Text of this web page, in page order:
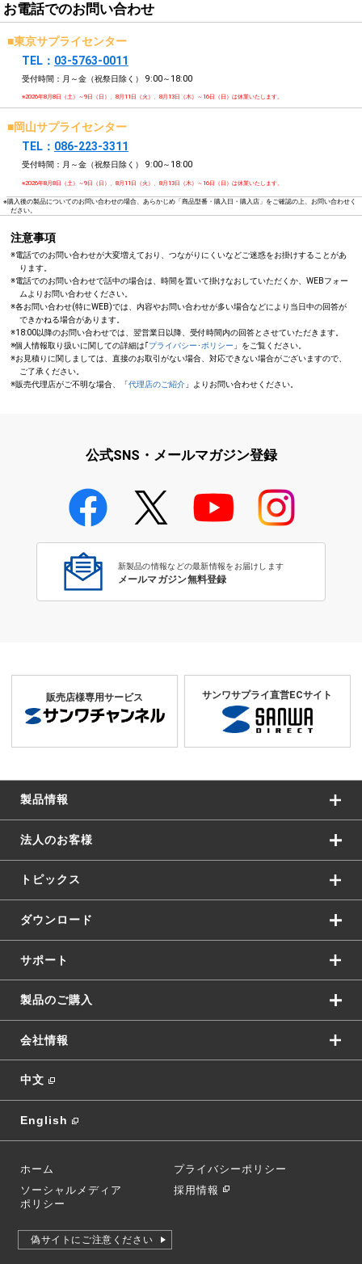
お電話でのお問い合わせ
■東京サプライセンター
TEL： 03-5763-0011
受付時間：月～金（祝祭日除く） 9:00～18:00
※2026年8月8日（土）～9日（日）、8月11日（火）、8月13日（木）～16日（日）は休業いたします。
■岡山サプライセンター
TEL： 086-223-3311
受付時間：月～金（祝祭日除く） 9:00～18:00
※2026年8月8日（土）～9日（日）、8月11日（火）、8月13日（木）～16日（日）は休業いたします。
※購入後の製品についてのお問い合わせの場合、あらかじめ「商品型番・購入日・購入店」をご確認の上、お問い合わせく
ださい。
注意事項
※電話でのお問い合わせが大変増えており、つながりにくいなどご迷惑をお掛けすることがあ
ります。
※電話でのお問い合わせで話中の場合は、時間を置いて掛けなおしていただくか、WEBフォー
ムよりお問い合わせください。
※各お問い合わせ(特にWEB)では、内容やお問い合わせが多い場合などにより当日中の回答が
できかねる場合があります。
※18:00以降のお問い合わせでは、翌営業日以降、受付時間内の回答とさせていただきます。
※個人情報取り扱いに関しての詳細は｢プライバシー･ポリシー 」をご覧ください。
※お見積りに関しましては、直接のお取引がない場合、対応できない場合がございますので、
ご了承ください。
※販売代理店がご不明な場合、「代理店のご紹介 」よりお問い合わせください。
公式SNS・メールマガジン登録
新製品の情報などの最新情報をお届けします
メールマガジン無料登録
販売店様専用サービス サンワサプライ直営ECサイト
製品情報
法人のお客様
トピックス
ダウンロード
サポート
製品のご購入
会社情報
中文
English
ホーム
プライバシーポリシー
ソーシャルメディア
ポリシー
採用情報
偽サイトにご注意ください